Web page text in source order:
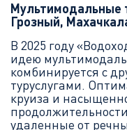
Мультимодальные
Грозный,
В 2025 году
идею
комбинируется с
туруслугами.
круиза и
удаленные от